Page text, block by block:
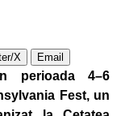
X Email
perioada 4–6
Fest, un